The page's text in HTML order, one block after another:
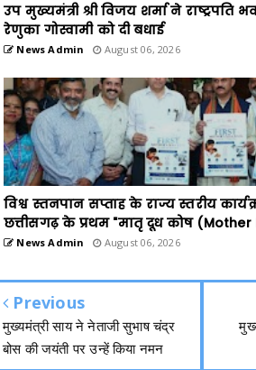
उप मुख्यमंत्री श्री विजय शर्मा ने
रेणुका गोस्वामी को दी बधाई
News Admin August 06, 2026
विश्व स्तनपान सप्ताह के राज्य स्तरीय
छत्तीसगढ़ के प्रथम "मातृ दूध कोष (Mother
News Admin August 06, 2026
Previous
मुख्यमंत्री साय ने नेताजी सुभाष चंद्र
बोस की जयंती पर उन्हें किया नमन